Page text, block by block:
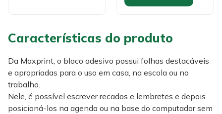
Características do produto
Da Maxprint, o bloco adesivo possui folhas destacáveis
e apropriadas para o uso em casa, na escola ou no
trabalho.
Nele, é possível escrever recados e lembretes e depois
posicioná-los na agenda ou na base do computador sem